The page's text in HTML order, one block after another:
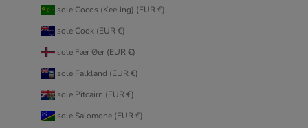
Isole Cocos (Keeling) (EUR €)
Isole Cook (EUR €)
Isole Fær Øer (EUR €)
Isole Falkland (EUR €)
Isole Pitcairn (EUR €)
Isole Salomone (EUR €)